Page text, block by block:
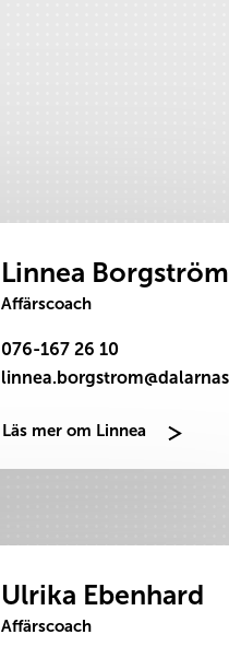
Linnea Borgström
Affärscoach
076-167 26 10
Läs mer om Linnea
Ulrika Ebenhard
Affärscoach